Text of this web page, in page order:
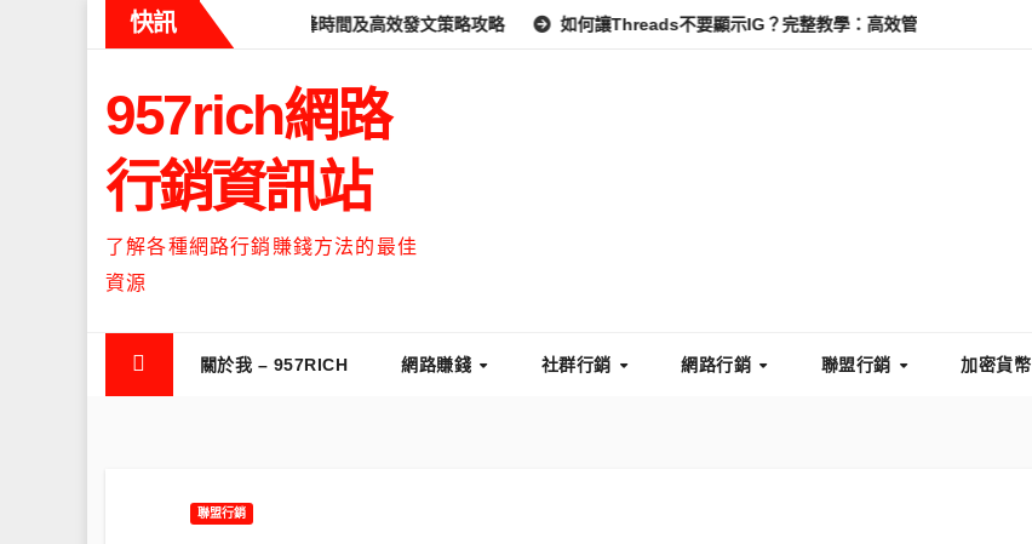
快訊
麼時候流量最高？流量高峰時間及高效發文策略攻略 如何讓Threads不要顯示IG？完整教學：高效管理你的線上隱私與數據安全
957rich網路
行銷資訊站
了解各種網路行銷賺錢方法的最佳
資源
關於我 – 957RICH 網路賺錢 社群行銷 網路行銷 聯盟行銷 加密貨幣
聯盟行銷